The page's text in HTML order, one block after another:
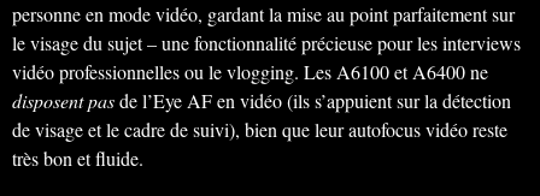
personne en mode vidéo, gardant la mise au point parfaitement sur
le visage du sujet – une fonctionnalité précieuse pour les interviews
vidéo professionnelles ou le vlogging. Les A6100 et A6400 ne
disposent pasde l’Eye AF en vidéo (ils s’appuient sur la détection
de visage et le cadre de suivi), bien que leur autofocus vidéo reste
très bon et fluide.